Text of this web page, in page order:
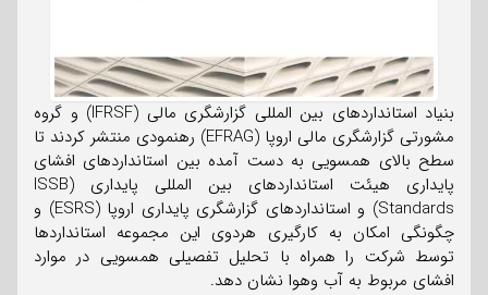
بنیاد استانداردهای بین المللی گزارشگری مالی (IFRSF) و گروه
مشورتی گزارشگری مالی اروپا (EFRAG) رهنمودی منتشر کردند تا
سطح بالای همسویی به دست آمده بین استانداردهای افشای
پایداری هیئت استانداردهای بین المللی پایداری (ISSB
Standards) و استانداردهای گزارشگری پایداری اروپا (ESRS) و
چگونگی امکان به کارگیری هردوی این مجموعه استانداردها
توسط شرکت را همراه با تحلیل تفصیلی همسویی در موارد
افشای مربوط به آب وهوا نشان دهد.